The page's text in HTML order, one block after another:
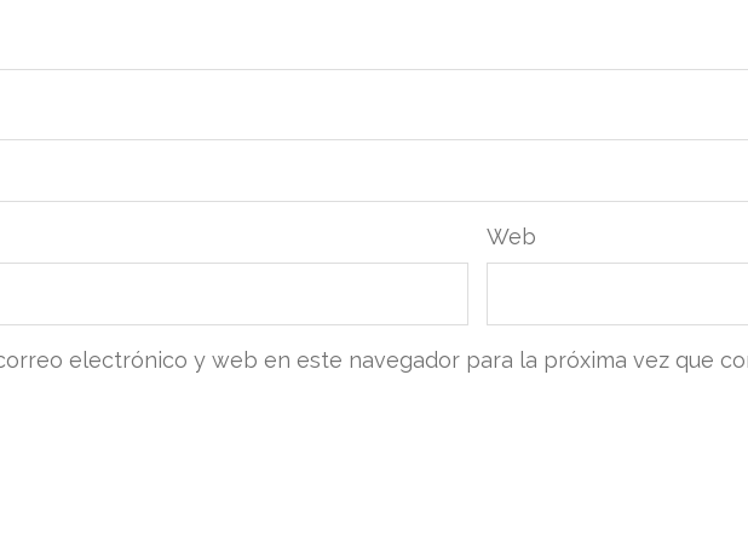
Web
electrónico y web en este navegador para la próxima vez que